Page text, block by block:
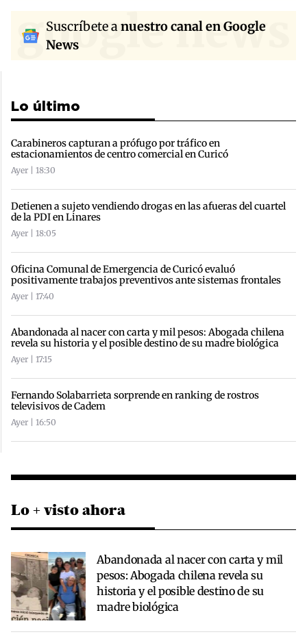
google news
Suscríbete anuestro canal en Google
News
Lo último
Carabineros capturan a prófugo por tráfico en
estacionamientos de centro comercial en Curicó
Ayer | 18:30
Detienen a sujeto vendiendo drogas en las afueras del cuartel
de la PDI en Linares
Ayer | 18:05
Oficina Comunal de Emergencia de Curicó evaluó
positivamente trabajos preventivos ante sistemas frontales
Ayer | 17:40
Abandonada al nacer con carta y mil pesos: Abogada chilena
revela su historia y el posible destino de su madre biológica
Ayer | 17:15
Fernando Solabarrieta sorprende en ranking de rostros
televisivos de Cadem
Ayer | 16:50
Lo + visto ahora
Abandonada al nacer con carta y mil
pesos: Abogada chilena revela su
historia y el posible destino de su
madre biológica